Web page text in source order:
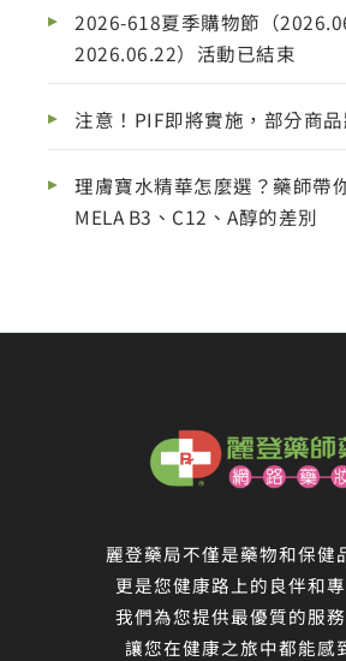
2026-618夏季購物節（
2026.06.22）活動已結束
注意！PIF即將實施，部分商
理膚寶水精華怎麼選？藥師帶
MELA B3、C12、A醇的差別
麗登藥局不僅是藥物和保健
更是您健康路上的良伴和
我們為您提供最優質的服務
讓您在健康之旅中都能感